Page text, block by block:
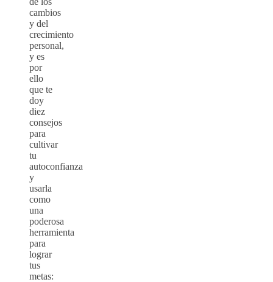
cambios
y del
crecimiento
personal,
y es
por
ello
que te
doy
diez
consejos
para
cultivar
tu
autoconfianza
y
usarla
como
una
poderosa
herramienta
para
lograr
tus
metas: